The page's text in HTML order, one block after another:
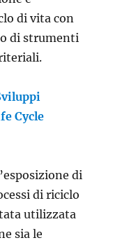
di vita con
di strumenti
Cycle
di
di riciclo
utilizzata
sia le